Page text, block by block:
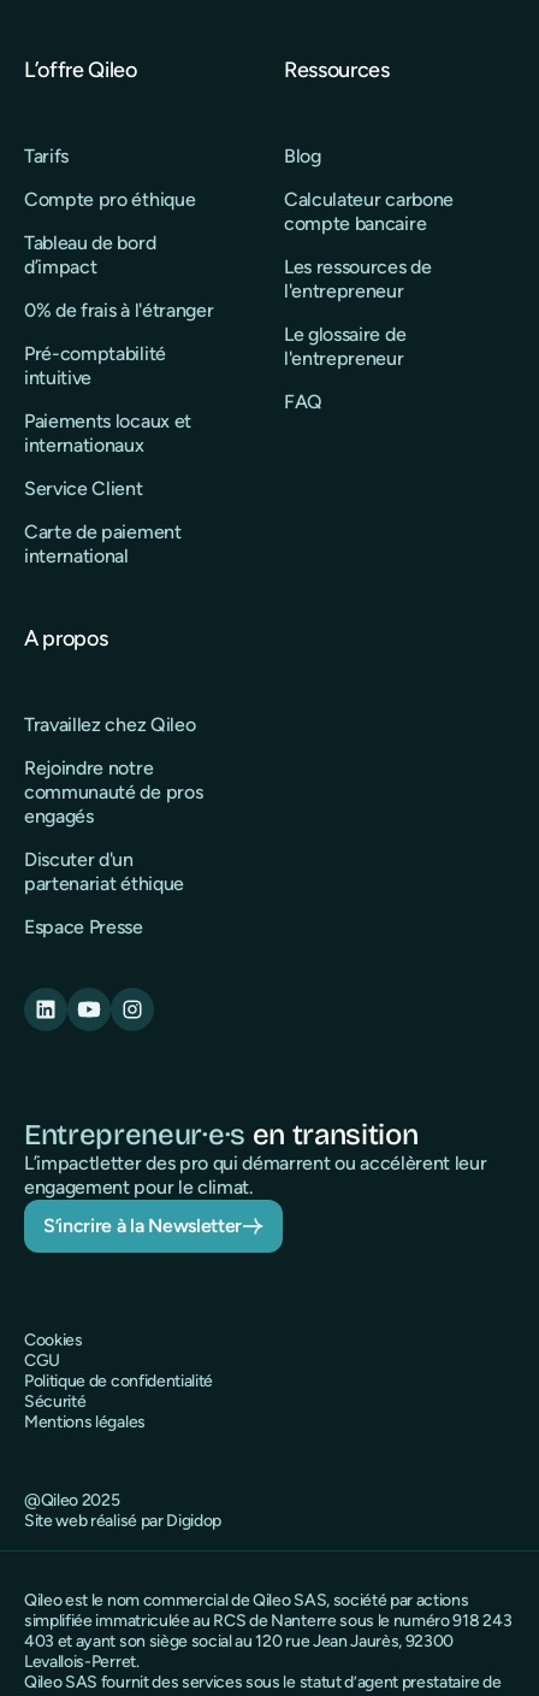
L’offre Qileo
Tarifs
Compte pro éthique
Tableau de bord
d’impact
0% de frais à l'étranger
Pré-comptabilité
intuitive
Paiements locaux et
internationaux
Service Client
Carte de paiement
international
Ressources
Blog
Calculateur carbone
compte bancaire
Les ressources de
l'entrepreneur
Le glossaire de
l'entrepreneur
FAQ
A propos
Travaillez chez Qileo
Rejoindre notre
communauté de pros
engagés
Discuter d'un
partenariat éthique
Espace Presse
Entrepreneur·e·s en transition
L’impactletter des pro qui démarrent ou accélèrent leur
engagement pour le climat.
S’incrire à la Newsletter
@Qileo 2025
Site web réalisé par Digidop
Cookies
CGU
Politique de confidentialité
Sécurité
Mentions légales
Qileo est le nom commercial de Qileo SAS, société par actions
simplifiée immatriculée au RCS de Nanterre sous le numéro 918 243
403 et ayant son siège social au 120 rue Jean Jaurès, 92300
Levallois-Perret.
Qileo SAS fournit des services sous le statut d’agent prestataire de